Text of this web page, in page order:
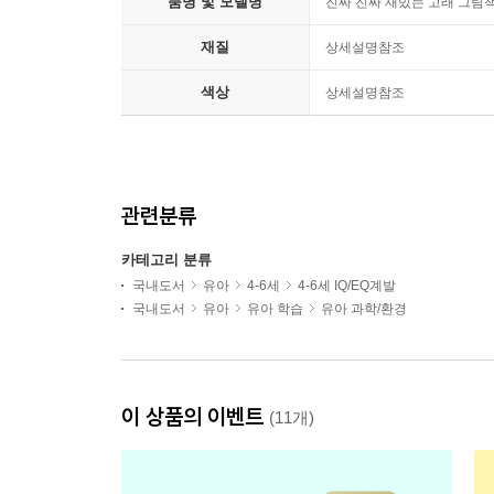
재질 상세설명참조
색상 상세설명참조
관련분류
카테고리 분류
국내도서 유아 4-6세
4-6세 IQ/EQ계발
국내도서
유아 유아 학습 유아 과학/환경
이 상품의 이벤트 (11개)